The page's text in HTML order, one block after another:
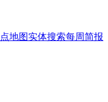
地图实体搜索每周简报